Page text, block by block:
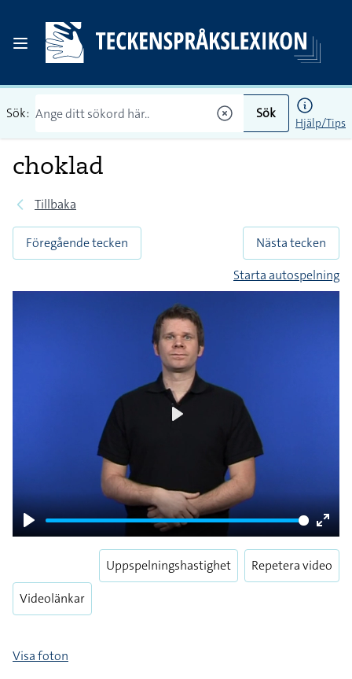
Sök: Sök
Hjälp/Tips
choklad
Tillbaka
Föregående tecken
Nästa tecken
Starta autospelning
Play
Enter
Videolänkar
Uppspelningshastighet Repetera video
Visa foton